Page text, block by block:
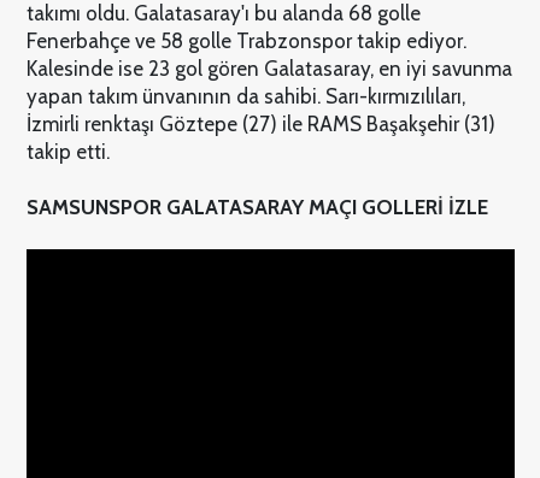
takımı oldu. Galatasaray'ı bu alanda 68 golle
Fenerbahçe ve 58 golle Trabzonspor takip ediyor.
Kalesinde ise 23 gol gören Galatasaray, en iyi savunma
yapan takım ünvanının da sahibi. Sarı-kırmızılıları,
İzmirli renktaşı Göztepe (27) ile RAMS Başakşehir (31)
takip etti.
SAMSUNSPOR GALATASARAY MAÇI GOLLERİ İZLE